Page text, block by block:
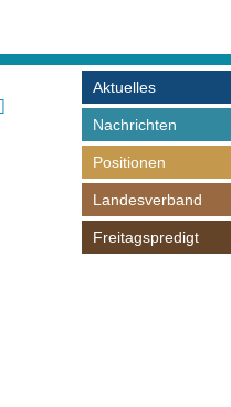
Aktuelles
Nachrichten
Positionen
Landesverband
Freitagspredigt